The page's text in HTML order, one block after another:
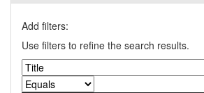
Add filters:
Use filters to refine the search results.